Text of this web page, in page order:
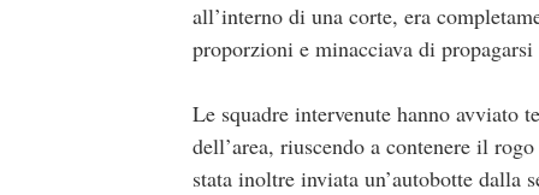
all’interno di una corte, era
proporzioni e minacciava di
Le squadre intervenute hanno avviato
dell’area, riuscendo a contenere il
stata inoltre inviata un’autobotte dalla